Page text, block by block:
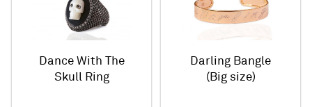
Dance With The
Skull Ring
Darling Bangle
(Big size)